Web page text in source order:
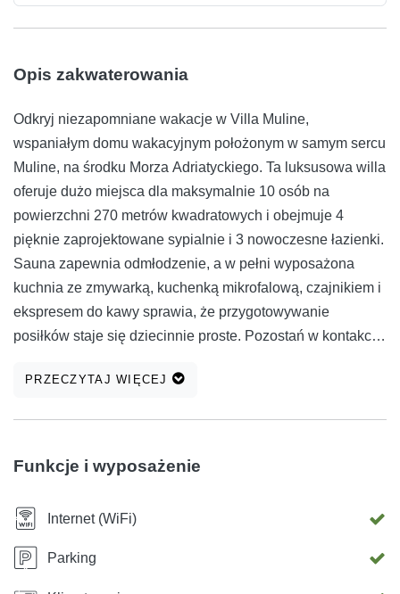
Opis zakwaterowania
Odkryj niezapomniane wakacje w Villa Muline,
wspaniałym domu wakacyjnym położonym w samym sercu
Muline, na środku Morza Adriatyckiego. Ta luksusowa willa
oferuje dużo miejsca dla maksymalnie 10 osób na
powierzchni 270 metrów kwadratowych i obejmuje 4
pięknie zaprojektowane sypialnie i 3 nowoczesne łazienki.
Sauna zapewnia odmłodzenie, a w pełni wyposażona
kuchnia ze zmywarką, kuchenką mikrofalową, czajnikiem i
ekspresem do kawy sprawia, że przygotowywanie
posiłków staje się dziecinnie proste. Pozostań w kontakcie
wygody, jaką zapewnia pralka, żelazko i suszarka do
wszystkim komfortowy pobyt. Wyjdź na zewnątrz i zanurz
się w bujnym, prywatnym ogrodzie z przestronnym
tarasem, idealnym do spożywania posiłków na świeżym
powietrzu. Rozpal grilla i delektuj się pysznymi posiłkami z
bliskimi, podziwiając zapierającą dech w piersiach okolicę.
PRZECZYTAJ WIĘCEJ
Funkcje i wyposażenie
Internet (WiFi)
Parking